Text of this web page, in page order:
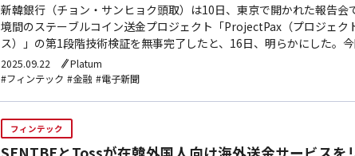
新韓銀行（チョン・サンヒョク頭取）は10日、東京で開かれた報告会
境間のステーブルコイン送金プロジェクト「ProjectPax（プロジェク
ス）」の第1段階技術検証を無事完了したと、16日、明らかにした。
検証には新韓銀行をはじめ、日本側主管社のProgmat（プログマット
2025.09.22
Platum
#フィンテック #金融 #電子新聞
フィンテック